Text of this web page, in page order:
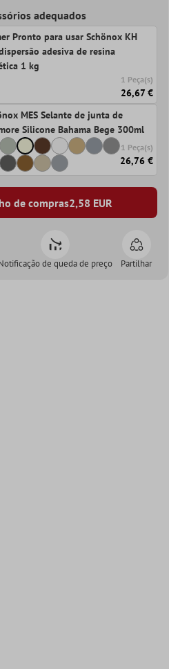
adequados
Pronto para usar Schönox KH
adesiva de resina
1 kg
1 Peça(s)
26,67 €
MES Selante de junta de
Silicone Bahama Bege 300ml
1 Peça(s)
26,76 €
de compras2,58 EUR
de queda de preço Partilhar